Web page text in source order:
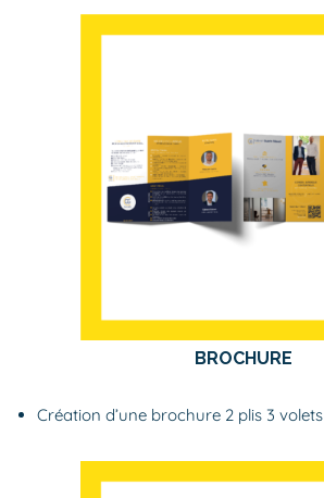
BROCHURE
Création d’une brochure 2 plis 3 volets